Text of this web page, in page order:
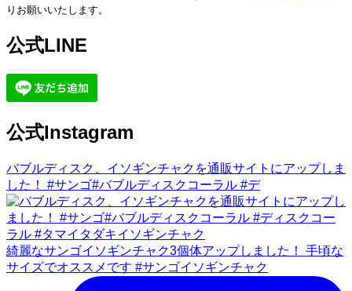
り
りお願いいたします。
公式LINE
公式Instagram
バブルディスク、イソギンチャクを通販サイトにアップしま
した！ #サンゴ#バブルディスクコーラル #デ
綺麗なサンゴイソギンチャク3個体アップしました！ 手頃な
サイズでオススメです #サンゴイソギンチャク